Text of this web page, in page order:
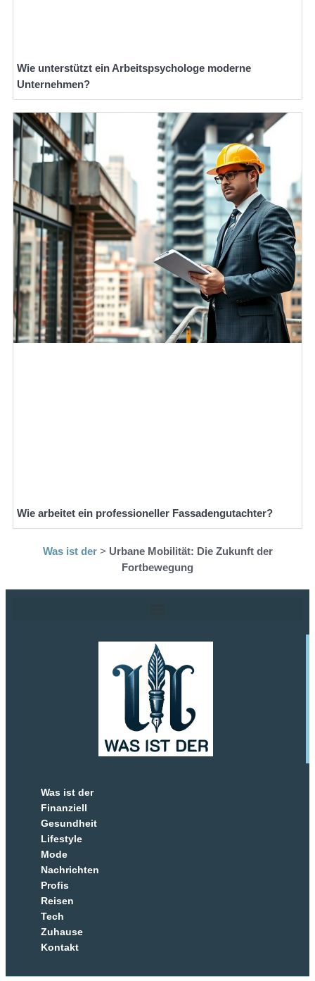
Wie unterstützt ein Arbeitspsychologe moderne
Unternehmen?
Wie arbeitet ein professioneller Fassadengutachter?
Was ist der> Urbane Mobilität: Die Zukunft der
Fortbewegung
Was ist der
Finanziell
Gesundheit
Lifestyle
Mode
Nachrichten
Profis
Reisen
Tech
Zuhause
Kontakt